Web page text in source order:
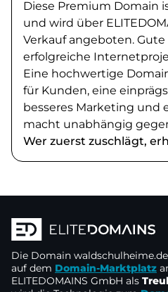
Diese Premium Domain
und wird über
Verkauf angeboten.
erfolgreiche
Eine hochwertige
für Kunden, eine
besseres Marketing und
macht unabhängig
Wer zuerst zuschlägt,
Die Domain waldschulheime.de
auf dem Domain-Marktplatz
ELITEDOMAINS GmbH als